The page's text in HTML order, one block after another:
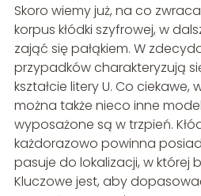
Skoro wiemy już, na co
korpus kłódki szyfrowej, w
zająć się pałąkiem. W
przypadków charakteryzują
kształcie litery U. Co ciekawe,
można także nieco inne
wyposażone są w trzpień.
każdorazowo powinna
pasuje do lokalizacji, w której
Kluczowe jest, aby